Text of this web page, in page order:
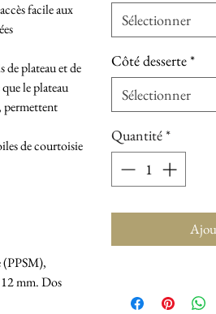
facile aux
plateau et de
le plateau
permettent
de courtoisie
(PPSM),
12 mm. Dos
Sélectionner
Côté desserte*
Sélectionner
Quantité*